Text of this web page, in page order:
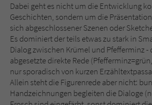
Dabei geht es nicht um die Entwicklung
Geschichten, sondern um die
sich abgeschlossener Szenen oder
Es dominiert der teils etwas zu stark in
Dialog zwischen Krümel und Pfefferminz -
abgesetzte direkte Rede
nur sporadisch von kurzen
Allein steht die Figurenrede aber nicht:
Handzeichnungen begleiten die Dialoge